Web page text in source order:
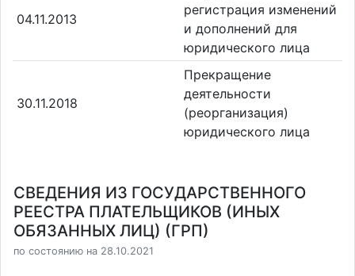
04.11.2013
регистрация изменений
и дополнений для
юридического лица
30.11.2018
Прекращение
деятельности
(реорганизация)
юридического лица
СВЕДЕНИЯ ИЗ ГОСУДАРСТВЕННОГО
РЕЕСТРА ПЛАТЕЛЬЩИКОВ (ИНЫХ
ОБЯЗАННЫХ ЛИЦ) (ГРП)
по состоянию на 28.10.2021